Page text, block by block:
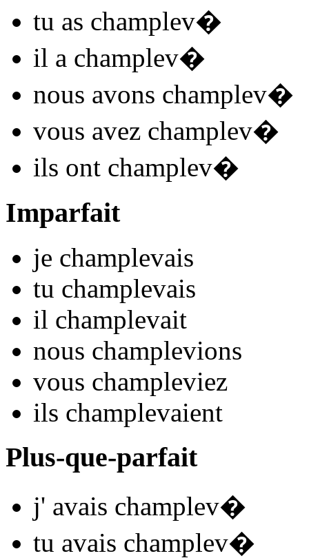
tu as champlev�
il a champlev�
nous avons champlev�
vous avez champlev�
ils ont champlev�
Imparfait
je champlevais
tu champlevais
il champlevait
nous champlevions
vous champleviez
ils champlevaient
Plus-que-parfait
j' avais champlev�
tu avais champlev�